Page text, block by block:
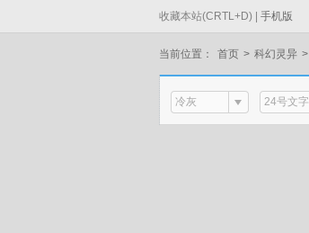
收藏本站(CRTL+D) | 手机版
当前位置： 首页 > 科幻灵异 >
冷灰 24号文字